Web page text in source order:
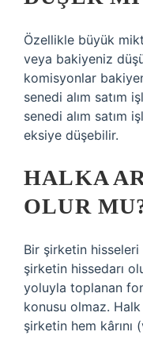
Özellikle büyük
veya bakiyeniz
komisyonlar
senedi alım satım
senedi alım satım
eksiye düşebilir.
HALKA
OLUR
Bir şirketin
şirketin hissedarı
yoluyla toplanan
konusu olmaz.
şirketin hem kârını